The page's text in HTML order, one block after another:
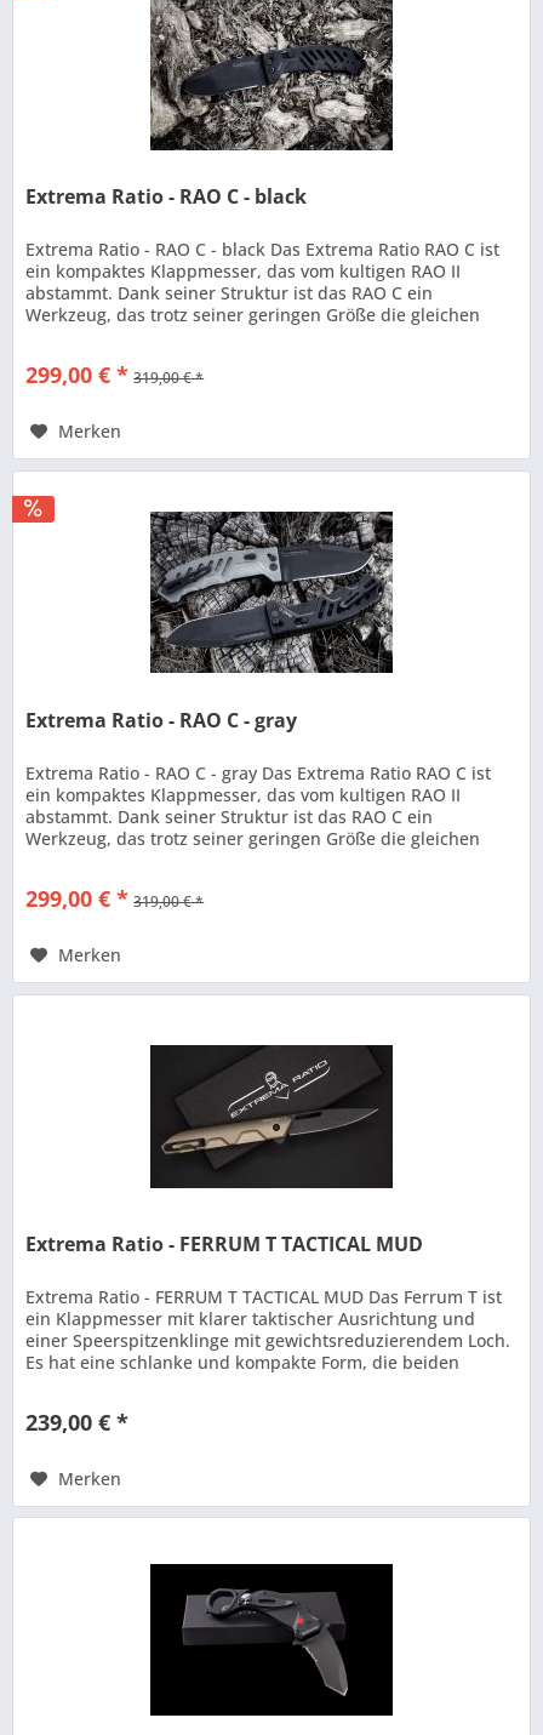
Extrema Ratio - RAO C - black
Extrema Ratio - RAO C - black Das Extrema Ratio RAO C ist
ein kompaktes Klappmesser, das vom kultigen RAO II
abstammt. Dank seiner Struktur ist das RAO C ein
Werkzeug, das trotz seiner geringen Größe die gleichen
299,00 € * 319,00 € *
Merken
Extrema Ratio - RAO C - gray
Extrema Ratio - RAO C - gray Das Extrema Ratio RAO C ist
ein kompaktes Klappmesser, das vom kultigen RAO II
abstammt. Dank seiner Struktur ist das RAO C ein
Werkzeug, das trotz seiner geringen Größe die gleichen
299,00 € * 319,00 € *
Merken
Extrema Ratio - FERRUM T TACTICAL MUD
Extrema Ratio - FERRUM T TACTICAL MUD Das Ferrum T ist
ein Klappmesser mit klarer taktischer Ausrichtung und
einer Speerspitzenklinge mit gewichtsreduzierendem Loch.
Es hat eine schlanke und kompakte Form, die beiden
239,00 € *
Merken